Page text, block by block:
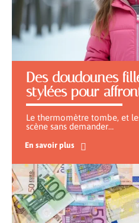
Des doudounes
stylées pour
Le thermomètre tombe, et
scène sans demander…
En savoir plus